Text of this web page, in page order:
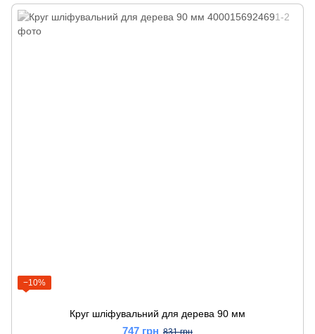
−10%
Круг шліфувальний для дерева 90 мм
747 грн 831 грн